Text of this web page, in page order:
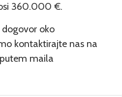
360.000 €.
oko
kontaktirajte nas na
maila